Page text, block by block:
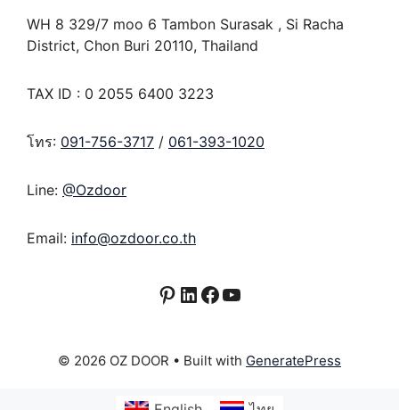
WH 8 329/7 moo 6 Tambon Surasak , Si Racha
District, Chon Buri 20110, Thailand
TAX ID : 0 2055 6400 3223
โทร: 091-756-3717 / 061-393-1020
Line: @Ozdoor
Email: info@ozdoor.co.th
Pinterest
LinkedIn
Facebook
YouTube
© 2026 OZ DOOR • Built with GeneratePress